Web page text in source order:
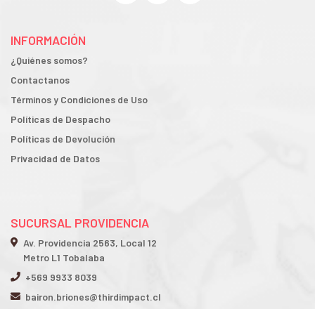
INFORMACIÓN
¿Quiénes somos?
Contactanos
Términos y Condiciones de Uso
Políticas de Despacho
Políticas de Devolución
Privacidad de Datos
SUCURSAL PROVIDENCIA
Av. Providencia 2563, Local 12
Metro L1 Tobalaba
+569 9933 8039
bairon.briones@thirdimpact.cl